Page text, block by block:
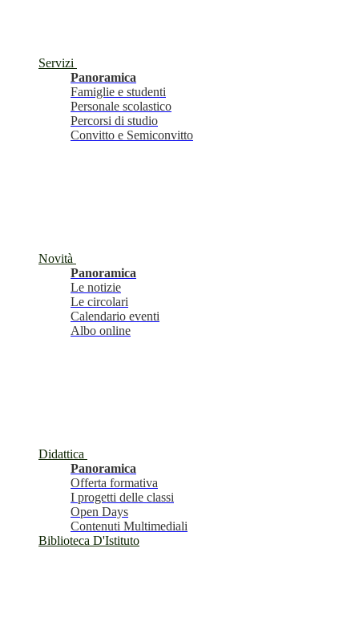
Servizi
Panoramica
Famiglie e studenti
Personale scolastico
Percorsi di studio
Convitto e Semiconvitto
Novità
Panoramica
Le notizie
Le circolari
Calendario eventi
Albo online
Didattica
Panoramica
Offerta formativa
I progetti delle classi
Open Days
Contenuti Multimediali
Biblioteca D'Istituto